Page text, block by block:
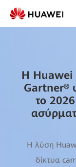
Η Huawei
Gartner®
το
Η λύση
δίκτυα